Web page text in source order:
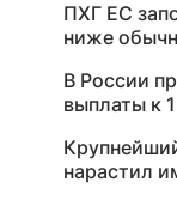
ПХГ ЕС
ниже
В России
выплаты к
нарастил